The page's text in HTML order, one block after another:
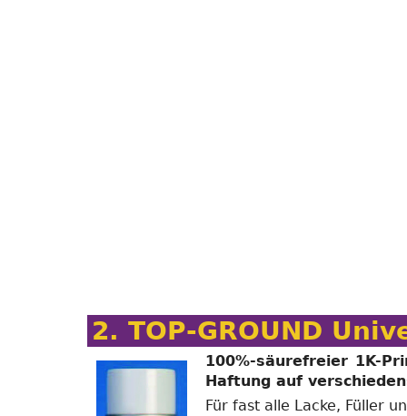
2. TOP-GROUND
100%-säurefreier 1K-
Haftung auf
Für fast alle Lacke, Füller